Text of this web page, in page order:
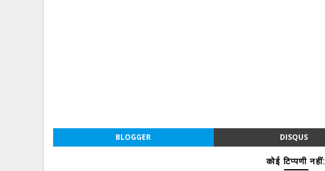
BLOGGER DISQUS
कोई टिप्पणी नहीं: